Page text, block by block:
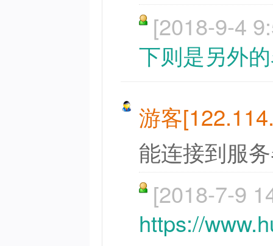
[2018-9-4
下则是另外
游客
能连接到服
[2018-7-9
https://